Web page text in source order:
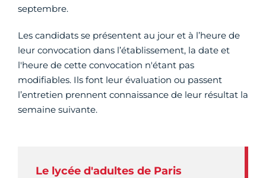
septembre.
Les candidats se présentent au jour et à l’heure de
leur convocation dans l’établissement, la date et
l'heure de cette convocation n'étant pas
modifiables. Ils font leur évaluation ou passent
l’entretien prennent connaissance de leur résultat la
semaine suivante.
Le lycée d'adultes de Paris